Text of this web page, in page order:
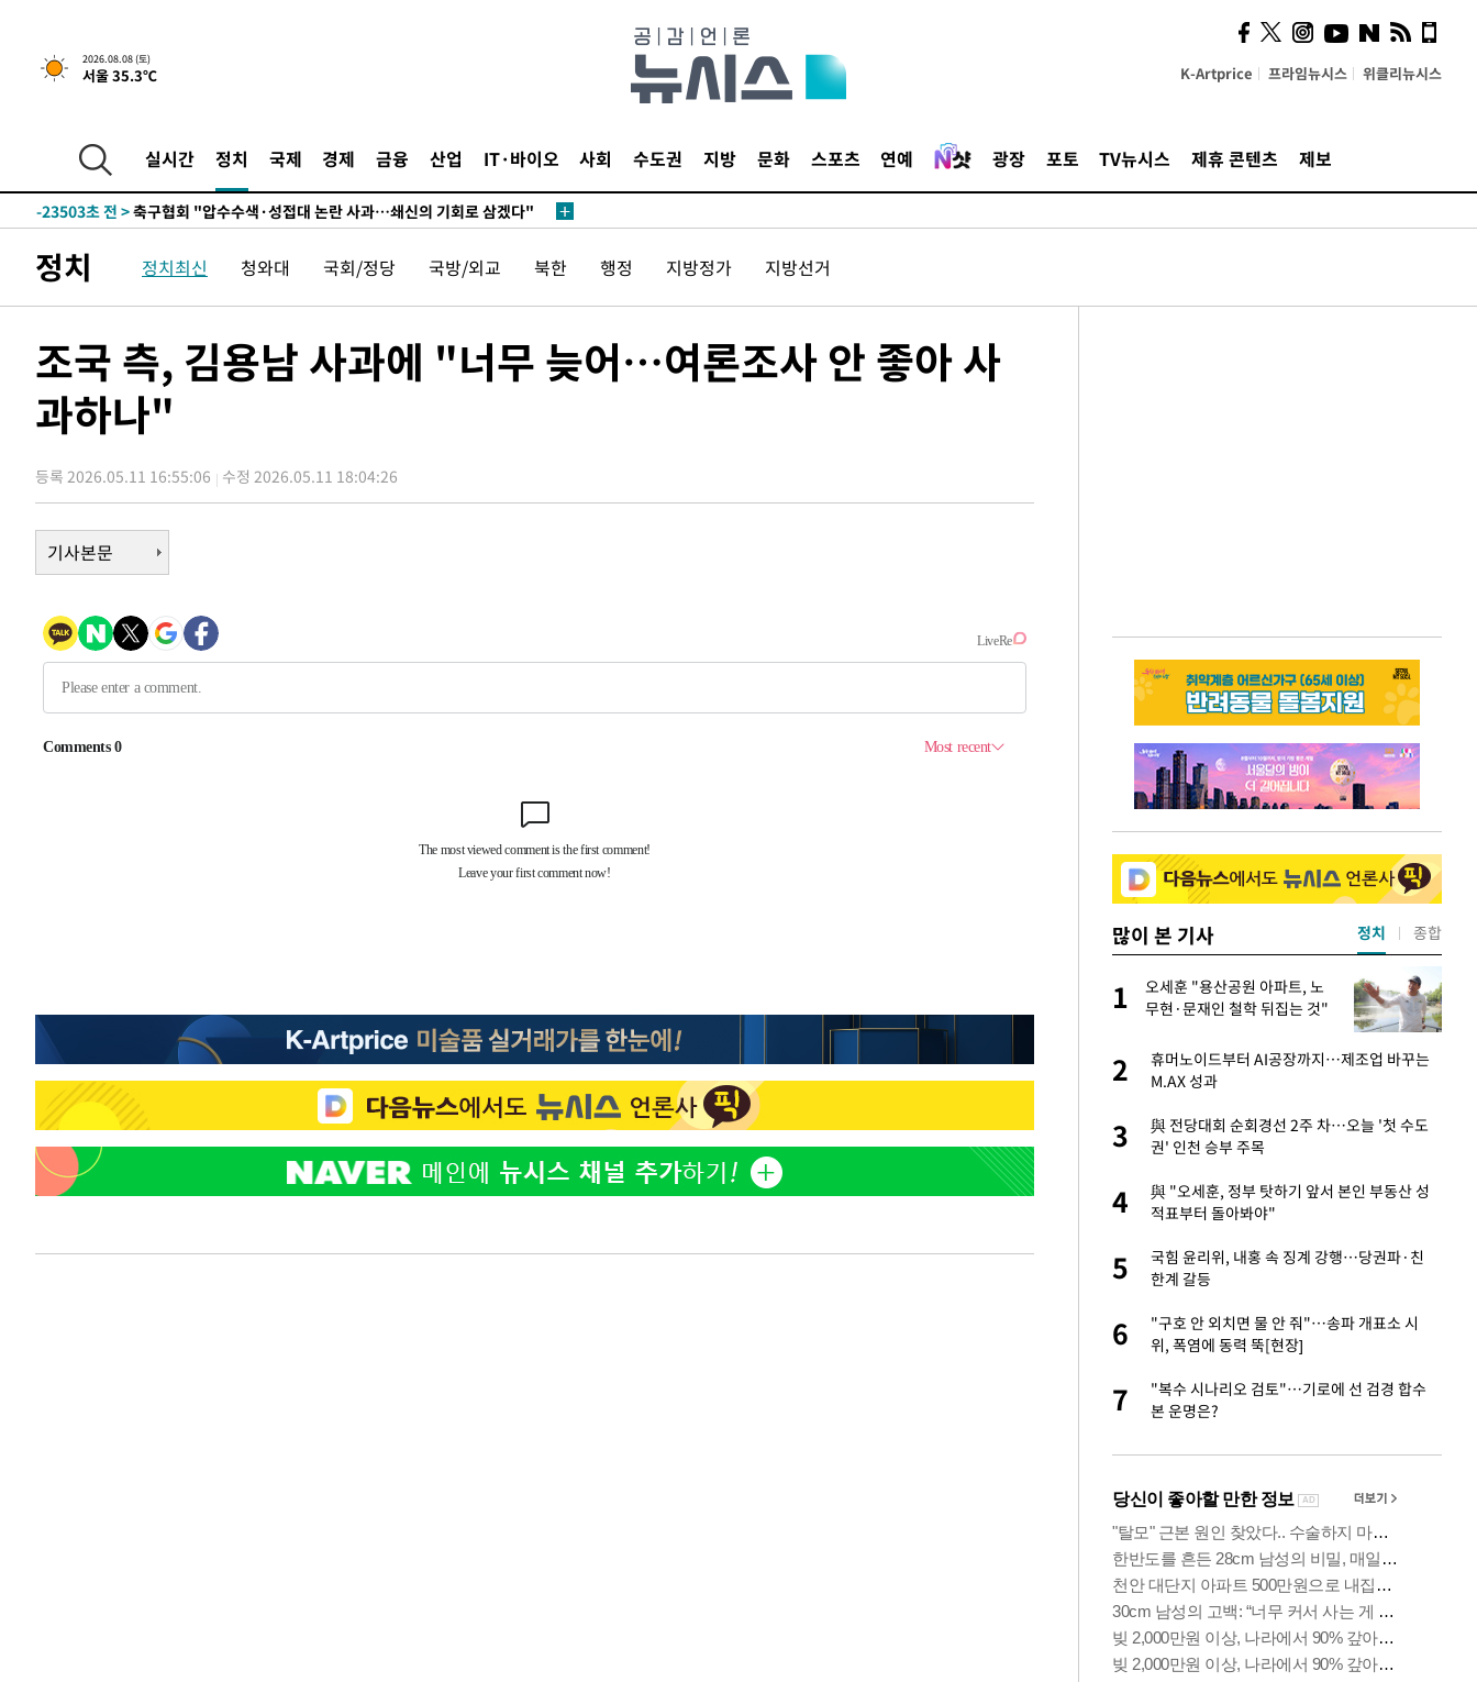
2026.08.08 (토)
서울 35.3℃ K-Artprice 프라임뉴시스 위클리뉴시스
실시간 정치 국제 경제 금융 산업 IT·바이오 사회 수도권 지방 문화 스포츠 연예 광장 포토 TV뉴시스 제휴 콘텐츠 제보
-3767초 전 >[속보]뉴욕증시 상승 마감…S&P 0.6% 나스닥 1.3%↑
-30258초 전 >
여수 오동도 해상서 모터보트 전복…1명 사망·1명 실종
-26485초 전 >
주 날씨]
-23503초 전 >축구협회 "압수수색·성접대 논란 사과…쇄신의 기회로 삼겠다"
송"
-10641초 전 >
'최고 37도' 폭염 지속…강원동해안 최대 150㎜ 비
-3767초 전 >[속보]뉴욕증시 상승 마감…S&P 0.6% 나스닥 1.3%↑
-30258초 전 >여수 오동도 해상서 모터보트 전복…1명 사망·1명 실종
-26485초 전 >
극한폭염 한풀 꺾이지만…'낮 최고 35도' 무더위, 열대야 계속[다음
주 날씨]
-23503초 전 >축구협회 "압수수색·성접대 논란 사과…쇄신의 기회로 삼겠다"
송"
-10641초 전 >'최고 37도' 폭염 지속…강원동해안 최대 150㎜ 비
정치 정치최신 청와대 국회/정당 국방/외교 북한 행정 지방정가 지방선거
조국 측, 김용남 사과에 "너무 늦어…여론조사 안 좋아 사
과하나"
등록 2026.05.11 16:55:06 수정 2026.05.11 18:04:26
기사본문
많이 본 기사
2
"창 3개 띄워도 답답함 없네"…'폴드8 울트
라', 일주일 써보니
3
英유명 여배우, 큰 교통사고서 기아차 덕에
살았다
4
[속보]뉴욕증시 상승 마감…S&P 0.6% 나스
5
더위에 에어컨 틀고 '콜록콜록'…혹시 이 질
1
오세훈 "용산공원 아파트, 노
무현·문재인 철학 뒤집는 것"
2
휴머노이드부터 AI공장까지…제조업 바꾸는
M.AX 성과
3
與 전당대회 순회경선 2주 차…오늘 '첫 수도
권' 인천 승부 주목
4
與 "오세훈, 정부 탓하기 앞서 본인 부동산 성
적표부터 돌아봐야"
5
국힘 윤리위, 내홍 속 징계 강행…당권파·친
한계 갈등
6
"구호 안 외치면 물 안 줘"…송파 개표소 시
위, 폭염에 동력 뚝[현장]
7
"복수 시나리오 검토"…기로에 선 검경 합수
본 운명은?
정치 종합